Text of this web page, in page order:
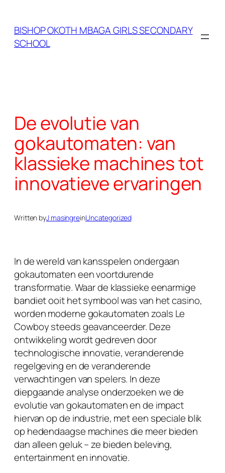
content
BISHOP OKOTH MBAGA GIRLS SECONDARY
SCHOOL
De evolutie van
gokautomaten: van
klassieke machines tot
innovatieve ervaringen
Written byJ masingreinUncategorized
In de wereld van kansspelen ondergaan
gokautomaten een voortdurende
transformatie. Waar de klassieke eenarmige
bandiet ooit het symbool was van het casino,
worden modernegokautomaten zoals Le
Cowboysteeds geavanceerder. Deze
ontwikkeling wordt gedreven door
technologische innovatie, veranderende
regelgeving en de veranderende
verwachtingen van spelers. In deze
diepgaande analyse onderzoeken we de
evolutie van gokautomaten en de impact
hiervan op de industrie, met een speciale blik
op hedendaagse machines die meer bieden
dan alleen geluk – ze bieden beleving,
entertainment en innovatie.